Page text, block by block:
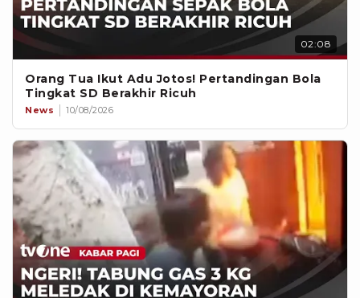
02:08
Orang Tua Ikut Adu Jotos! Pertandingan Bola
Tingkat SD Berakhir Ricuh
News 10/08/2026